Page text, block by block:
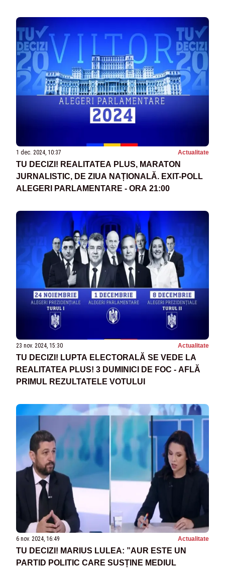
SONDAJ AVANGARDE
1 dec. 2024, 10:37 Actualitate
TU DECIZI! REALITATEA PLUS, MARATON
JURNALISTIC, DE ZIUA NAȚIONALĂ. EXIT-POLL
ALEGERI PARLAMENTARE - ORA 21:00
23 nov. 2024, 15:30 Actualitate
TU DECIZI! LUPTA ELECTORALĂ SE VEDE LA
REALITATEA PLUS! 3 DUMINICI DE FOC - AFLĂ
PRIMUL REZULTATELE VOTULUI
6 nov. 2024, 16:49 Actualitate
TU DECIZI! MARIUS LULEA: ”AUR ESTE UN
PARTID POLITIC CARE SUSȚINE MEDIUL